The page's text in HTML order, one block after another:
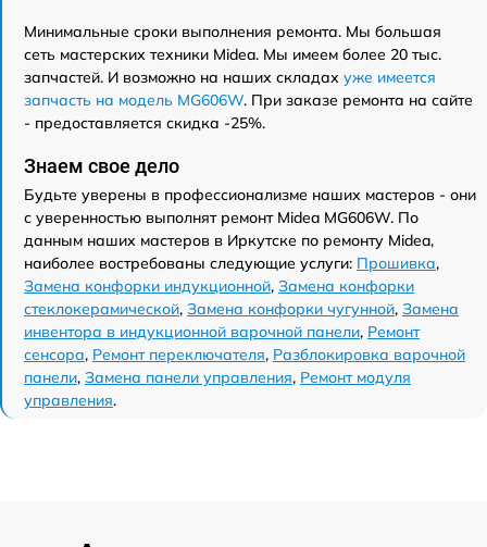
Минимальные сроки выполнения ремонта. Мы большая
сеть мастерских техники Midea. Мы имеем более 20 тыс.
запчастей. И возможно на наших складах уже имеется
запчасть на модель MG606W. При заказе ремонта на сайте
- предоставляется скидка -25%.
Знаем свое дело
Будьте уверены в профессионализме наших мастеров - они
с уверенностью выполнят ремонт Midea MG606W. По
данным наших мастеров в Иркутске по ремонту Midea,
наиболее востребованы следующие услуги: Прошивка,
Замена конфорки индукционной, Замена конфорки
стеклокерамической, Замена конфорки чугунной, Замена
инвентора в индукционной варочной панели, Ремонт
сенсора, Ремонт переключателя, Разблокировка варочной
панели, Замена панели управления, Ремонт модуля
управления.